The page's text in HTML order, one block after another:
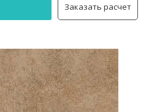
Заказать расчет